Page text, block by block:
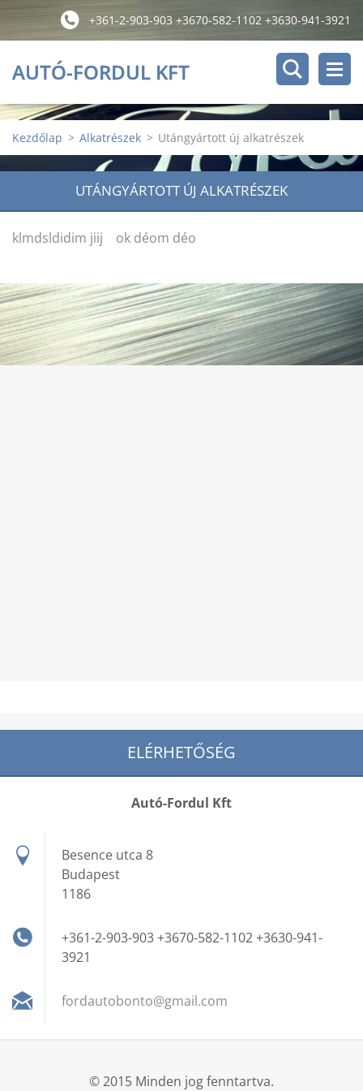
+361-2-903-903 +3670-582-1102 +3630-941-3921
AUTÓ-FORDUL KFT
Kezdőlap > Alkatrészek > Utángyártott új alkatrészek
UTÁNGYÁRTOTT ÚJ ALKATRÉSZEK
klmdsldidim jiij ok déom déo
ELÉRHETŐSÉG
Autó-Fordul Kft
Besence utca 8
Budapest
1186
+361-2-903-903 +3670-582-1102 +3630-941-
3921
fordautobonto@gmail.com
© 2015 Minden jog fenntartva.